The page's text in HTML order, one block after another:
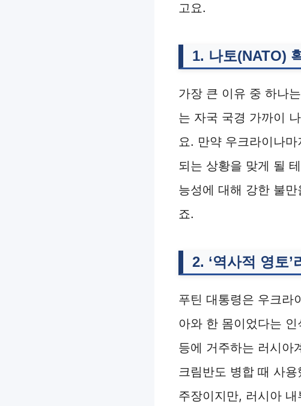
고요.
1. 나토(NATO)
가장 큰 이유 중 하나
는 자국 국경 가까이
요. 만약 우크라이나
되는 상황을 맞게 될
능성에 대해 강한 불
죠.
2. ‘역사적 영토
푸틴 대통령은 우크라
아와 한 몸이었다는
등에 거주하는 러시아
크림반도 병합 때 사
주장이지만, 러시아